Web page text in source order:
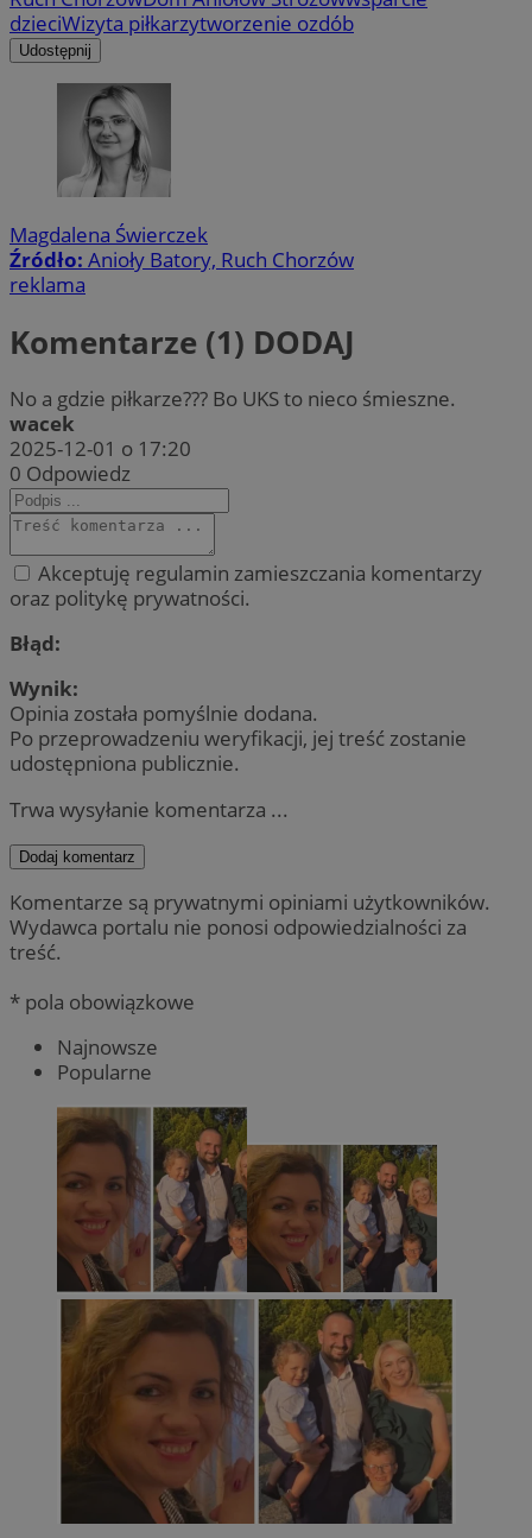
dzieciWizyta piłkarzytworzenie ozdób
Udostępnij
Magdalena Świerczek
Źródło: Anioły Batory, Ruch Chorzów
reklama
Komentarze (1) DODAJ
No a gdzie piłkarze??? Bo UKS to nieco śmieszne.
wacek
2025-12-01 o 17:20
0 Odpowiedz
Akceptuję regulamin zamieszczania komentarzy
oraz politykę prywatności.
Błąd:
Wynik:
Opinia została pomyślnie dodana.
Po przeprowadzeniu weryfikacji, jej treść zostanie
udostępniona publicznie.
Trwa wysyłanie komentarza ...
Dodaj komentarz
Komentarze są prywatnymi opiniami użytkowników.
Wydawca portalu nie ponosi odpowiedzialności za
treść.
* pola obowiązkowe
Najnowsze
Popularne